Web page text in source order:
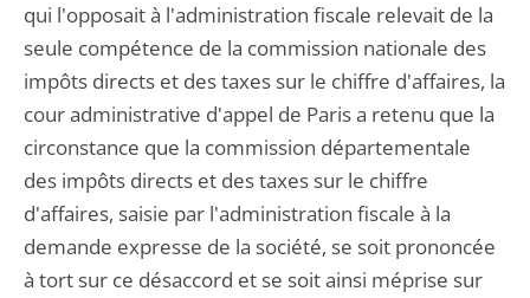
qui l'opposait à l'administration fiscale relevait de la
seule compétence de la commission nationale des
impôts directs et des taxes sur le chiffre d'affaires, la
cour administrative d'appel de Paris a retenu que la
circonstance que la commission départementale
des impôts directs et des taxes sur le chiffre
d'affaires, saisie par l'administration fiscale à la
demande expresse de la société, se soit prononcée
à tort sur ce désaccord et se soit ainsi méprise sur